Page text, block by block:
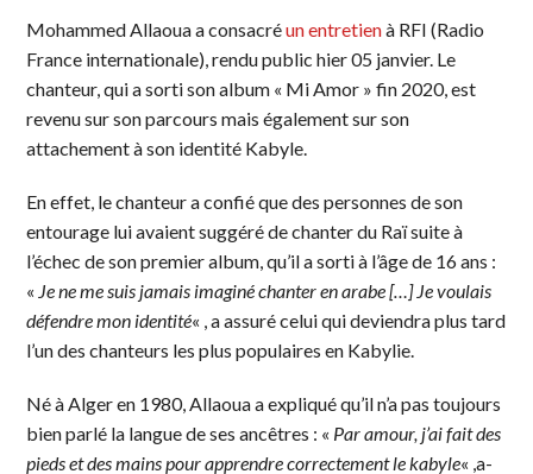
Mohammed Allaoua a consacréun entretienà RFI (Radio
France internationale), rendu public hier 05 janvier. Le
chanteur, qui a sorti son album « Mi Amor » fin 2020, est
revenu sur son parcours mais également sur son
attachement à son identité Kabyle.
En effet, le chanteur a confié que des personnes de son
entourage lui avaient suggéré de chanter du Raï suite à
l’échec de son premier album, qu’il a sorti à l’âge de 16 ans :
« Je ne me suis jamais imaginé chanter en arabe […] Je voulais
défendre mon identité« , a assuré celui qui deviendra plus tard
l’un des chanteurs les plus populaires en Kabylie.
Né à Alger en 1980, Allaoua a expliqué qu’il n’a pas toujours
bien parlé la langue de ses ancêtres : « Par amour, j’ai fait des
pieds et des mains pour apprendre correctement le kabyle« ,a-